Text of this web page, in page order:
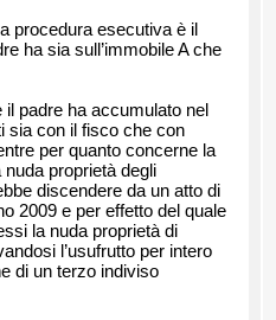
procedura esecutiva è il
ha sia sull’immobile A che
padre ha accumulato nel
sia con il fisco che con
per quanto concerne la
proprietà degli
discendere da un atto di
2009 e per effetto del quale
la nuda proprietà di
l’usufrutto per intero
di un terzo indiviso